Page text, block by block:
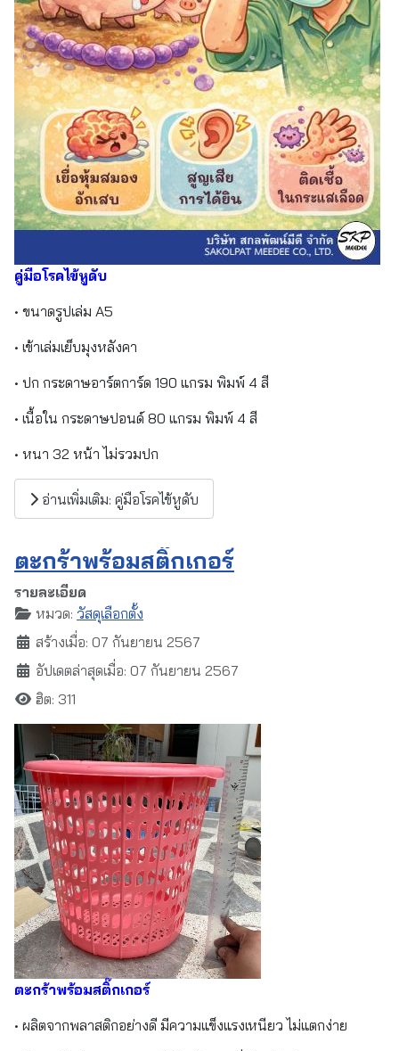
คู่มือโรคไข้หูดับ
• ขนาดรูปเล่ม A5
• เข้าเล่มเย็บมุงหลังคา
• ปก กระดาษอาร์ตการ์ด 190 แกรม พิมพ์ 4 สี
• เนื้อใน กระดาษปอนด์ 80 แกรม พิมพ์ 4 สี
• หนา 32 หน้า ไม่รวมปก
อ่านเพิ่มเติม: คู่มือโรคไข้หูดับ
ตะกร้าพร้อมสติ๊กเกอร์
รายละเอียด
หมวด: วัสดุเลือกตั้ง
สร้างเมื่อ: 07 กันยายน 2567
อัปเดตล่าสุดเมื่อ: 07 กันยายน 2567
ฮิต: 311
ตะกร้าพร้อมสติ๊กเกอร์
• ผลิตจากพลาสติกอย่างดี มีความแข็งแรงเหนียว ไม่แตกง่าย